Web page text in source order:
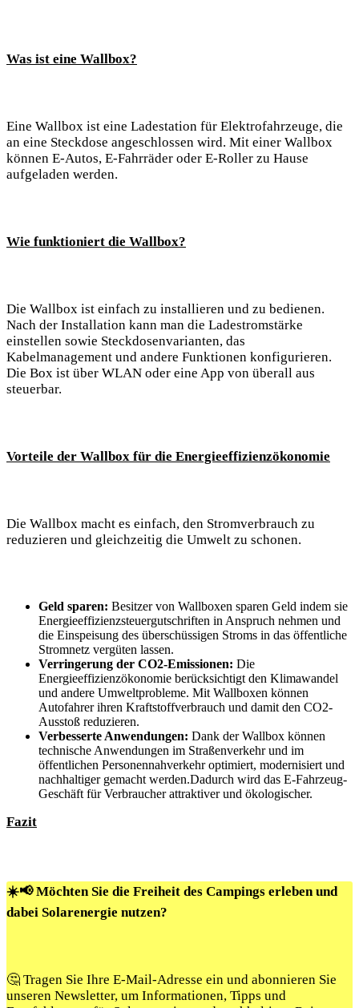
Was ist eine Wallbox?
Eine Wallbox ist eine Ladestation für Elektrofahrzeuge, die
an eine Steckdose angeschlossen wird. Mit einer Wallbox
können E-Autos, E-Fahrräder oder E-Roller zu Hause
aufgeladen werden.
Wie funktioniert die Wallbox?
Die Wallbox ist einfach zu installieren und zu bedienen.
Nach der Installation kann man die Ladestromstärke
einstellen sowie Steckdosenvarianten, das
Kabelmanagement und andere Funktionen konfigurieren.
Die Box ist über WLAN oder eine App von überall aus
steuerbar.
Vorteile der Wallbox für die Energieeffizienzökonomie
Die Wallbox macht es einfach, den Stromverbrauch zu
reduzieren und gleichzeitig die Umwelt zu schonen.
Geld sparen: Besitzer von Wallboxen sparen Geld indem sie
Energieeffizienzsteuergutschriften in Anspruch nehmen und
die Einspeisung des überschüssigen Stroms in das öffentliche
Stromnetz vergüten lassen.
Verringerung der CO2-Emissionen: Die
Energieeffizienzökonomie berücksichtigt den Klimawandel
und andere Umweltprobleme. Mit Wallboxen können
Autofahrer ihren Kraftstoffverbrauch und damit den CO2-
Ausstoß reduzieren.
Verbesserte Anwendungen: Dank der Wallbox können
technische Anwendungen im Straßenverkehr und im
öffentlichen Personennahverkehr optimiert, modernisiert und
nachhaltiger gemacht werden.Dadurch wird das E-Fahrzeug-
Geschäft für Verbraucher attraktiver und ökologischer.
Fazit
☀️📢 Möchten Sie die Freiheit des Campings erleben und
dabei Solarenergie nutzen?
🤔 Tragen Sie Ihre E-Mail-Adresse ein und abonnieren Sie
unseren Newsletter, um Informationen, Tipps und